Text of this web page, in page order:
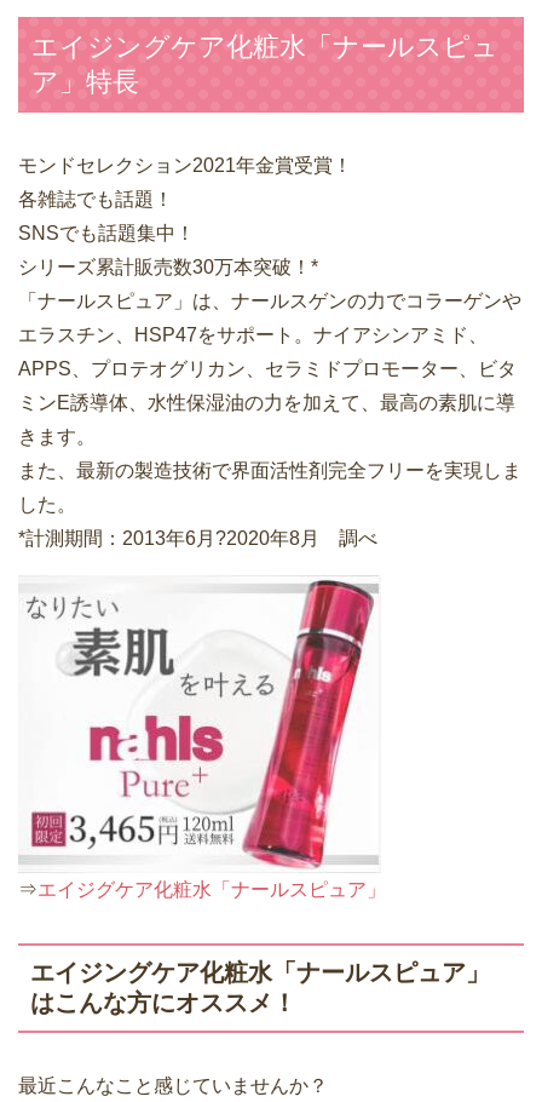
エイジングケア化粧水「ナールスピュ
ア」特長
モンドセレクション2021年金賞受賞！
各雑誌でも話題！
SNSでも話題集中！
シリーズ累計販売数30万本突破！*
「ナールスピュア」は、ナールスゲンの力でコラーゲンや
エラスチン、HSP47をサポート。ナイアシンアミド、
APPS、プロテオグリカン、セラミドプロモーター、ビタ
ミンE誘導体、水性保湿油の力を加えて、最高の素肌に導
きます。
また、最新の製造技術で界面活性剤完全フリーを実現しま
した。
*計測期間：2013年6月?2020年8月 調べ
⇒エイジグケア化粧水「ナールスピュア」
エイジングケア化粧水「ナールスピュア」
はこんな方にオススメ！
最近こんなこと感じていませんか？